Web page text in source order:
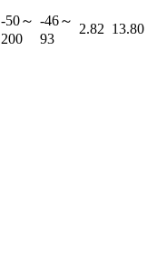
-50～
200
-46～
93
2.82 13.80